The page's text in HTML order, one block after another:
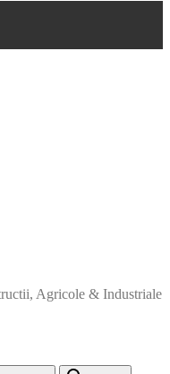
Agricole & Industriale